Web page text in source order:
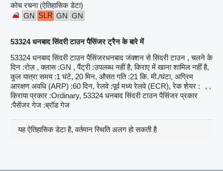
कोच रचना (ऐतिहासिक डेटा)
GN SLR GN GN
53324 धनबाद सिंदरी टाउन पैसिंजर ट्रैन के बारे में
53324 धनबाद सिंदरी टाउन पैसिंजरधनबाद जंक्शन से सिंदरी टाउन , चलने के
दिन :रोज़ , क्लास :GN , पैंट्री :उपलब्ध नहीं है, किराए में खाना शामिल नहीं है,
कुल यात्रा समय :1 घंटे, 20 मिन, औसत गति :21 कि. मी./घंटा, अग्रिम
आरक्षण अवधि (ARP) :60 दिन, रेलवे :पूर्व मध्य रेलवे (ECR), रेक शेयर :
, ,
किराया प्रकार :Ordinary, 53324 धनबाद सिंदरी टाउन पैसिंजर प्रकार
:पैसेंजर गेज :ब्रॉड गेज
यह ऐतिहासिक डेटा है, वर्तमान स्थिति अलग हो सकती है